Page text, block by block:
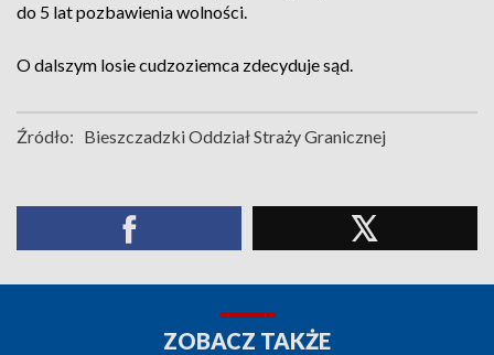
do 5 lat pozbawienia wolności.
O dalszym losie cudzoziemca zdecyduje sąd.
Źródło: Bieszczadzki Oddział Straży Granicznej
ZOBACZ TAKŻE